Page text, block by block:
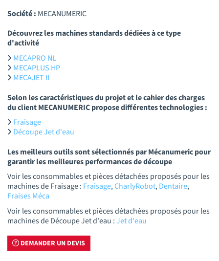
Société : MECANUMERIC
Découvrez les machines standards dédiées à ce type
d'activité
MECAPRO NL
MECAPLUS HP
MECAJET II
Selon les caractéristiques du projet et le cahier des charges
du client MECANUMERIC propose différentes technologies :
Fraisage
Découpe Jet d'eau
Les meilleurs outils sont sélectionnés par Mécanumeric pour
garantir les meilleures performances de découpe
Voir les consommables et pièces détachées proposés pour les
machines de Fraisage : Fraisage,CharlyRobot,Dentaire,
Fraises Méca
Voir les consommables et pièces détachées proposés pour les
machines de Découpe Jet d'eau :Jet d'eau
DEMANDER UN DEVIS